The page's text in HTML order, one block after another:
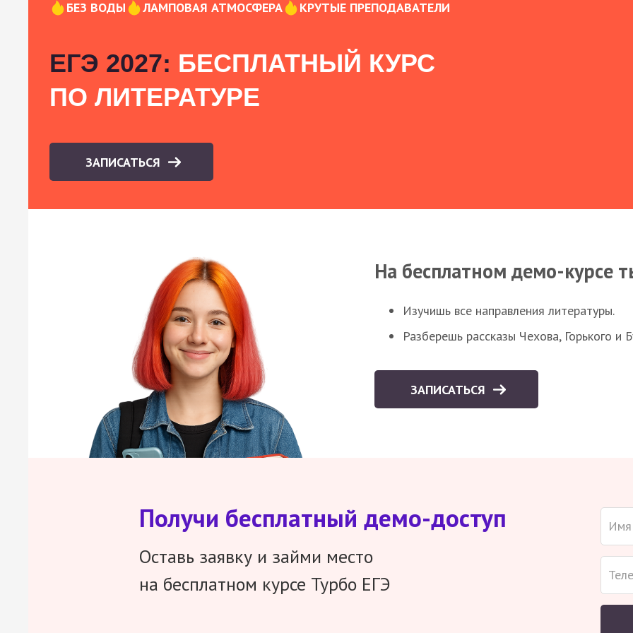
БЕЗ ВОДЫ ЛАМПОВАЯ АТМОСФЕРА КРУТЫЕ ПРЕПОДАВАТЕЛИ
ЕГЭ 2027: БЕСПЛАТНЫЙ КУРС
ПО ЛИТЕРАТУРЕ
ЗАПИСАТЬСЯ
На бесплатном демо-курсе
Изучишь все направления литературы.
Разберешь рассказы Чехова, Горького и
ЗАПИСАТЬСЯ
Получи бесплатный демо-доступ
Оставь заявку и займи место
на бесплатном курсе Турбо ЕГЭ